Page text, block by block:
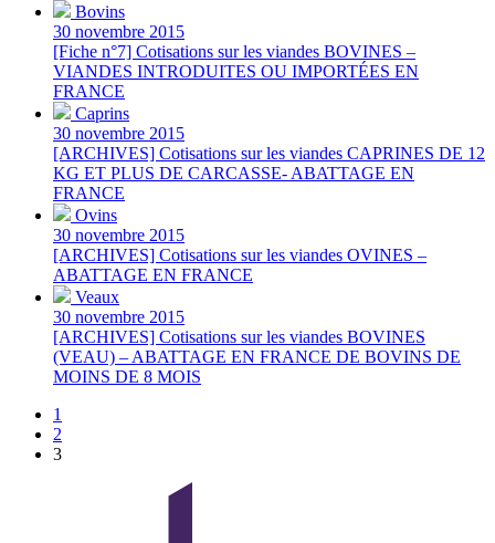
Bovins
30 novembre 2015
[Fiche n°7] Cotisations sur les viandes BOVINES –
VIANDES INTRODUITES OU IMPORTÉES EN
FRANCE
Caprins
30 novembre 2015
[ARCHIVES] Cotisations sur les viandes CAPRINES DE 12
KG ET PLUS DE CARCASSE- ABATTAGE EN
FRANCE
Ovins
30 novembre 2015
[ARCHIVES] Cotisations sur les viandes OVINES –
ABATTAGE EN FRANCE
Veaux
30 novembre 2015
[ARCHIVES] Cotisations sur les viandes BOVINES
(VEAU) – ABATTAGE EN FRANCE DE BOVINS DE
MOINS DE 8 MOIS
1
2
3